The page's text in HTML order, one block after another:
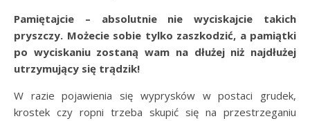
Pamiętajcie – absolutnie nie wyciskajcie takich
pryszczy. Możecie sobie tylko zaszkodzić, a pamiątki
po wyciskaniu zostaną wam na dłużej niż najdłużej
utrzymujący się trądzik!
W razie pojawienia się wyprysków w postaci grudek,
krostek czy ropni trzeba skupić się na przestrzeganiu